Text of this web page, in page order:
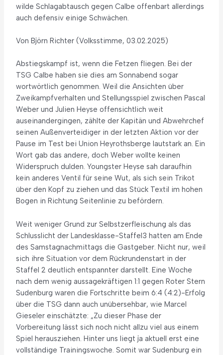
wilde Schlagabtausch gegen Calbe offenbart allerdings
auch defensiv einige Schwächen.
Von Björn Richter (Volksstimme, 03.02.2025)
Abstiegskampf ist, wenn die Fetzen fliegen. Bei der
TSG Calbe haben sie dies am Sonnabend sogar
wortwörtlich genommen. Weil die Ansichten über
Zweikampfverhalten und Stellungsspiel zwischen Pascal
Weber und Julien Heyse offensichtlich weit
auseinandergingen, zählte der Kapitän und Abwehrchef
seinen Außenverteidiger in der letzten Aktion vor der
Pause im Test bei Union Heyrothsberge lautstark an. Ein
Wort gab das andere, doch Weber wollte keinen
Widerspruch dulden. Youngster Heyse sah daraufhin
kein anderes Ventil für seine Wut, als sich sein Trikot
über den Kopf zu ziehen und das Stück Textil im hohen
Bogen in Richtung Seitenlinie zu befördern.
Weit weniger Grund zur Selbstzerfleischung als das
Schlusslicht der Landesklasse-Staffel3 hatten am Ende
des Samstagnachmittags die Gastgeber. Nicht nur, weil
sich ihre Situation vor dem Rückrundenstart in der
Staffel 2 deutlich entspannter darstellt. Eine Woche
nach dem wenig aussagekräftigen 1:1 gegen Roter Stern
Sudenburg waren die Fortschritte beim 6:4 (4:2)-Erfolg
über die TSG dann auch unübersehbar, wie Marcel
Gieseler einschätzte: „Zu dieser Phase der
Vorbereitung lässt sich noch nicht allzu viel aus einem
Spiel herausziehen. Hinter uns liegt ja aktuell erst eine
vollständige Trainingswoche. Somit war Sudenburg ein